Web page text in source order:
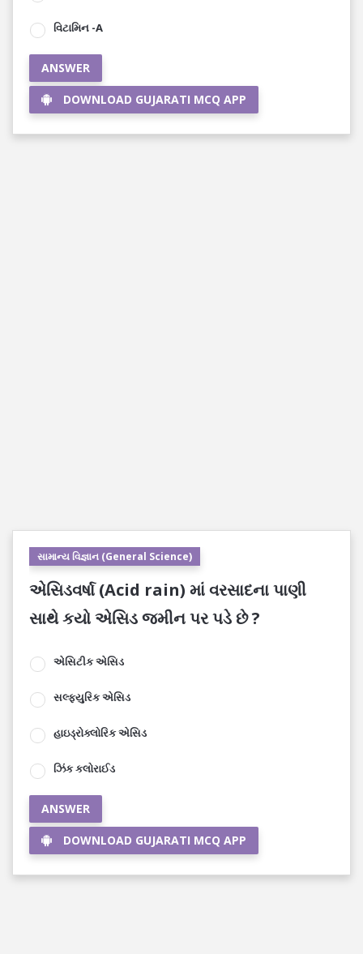
વિટામિન -A
ANSWER
DOWNLOAD GUJARATI MCQ APP
સામાન્ય વિજ્ઞાન (General Science)
એસિડવર્ષા (Acid rain) માં વરસાદના પાણી
સાથે કયો એસિડ જમીન પર પડે છે ?
એસિટીક એસિડ
સલ્ફ્યુરિક એસિડ
હાઇડ્રોક્લોરિક એસિડ
ઝિંક કલોરાઈડ
ANSWER
DOWNLOAD GUJARATI MCQ APP